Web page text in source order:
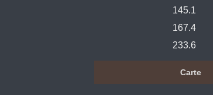
145.1
167.4
233.6
Carte